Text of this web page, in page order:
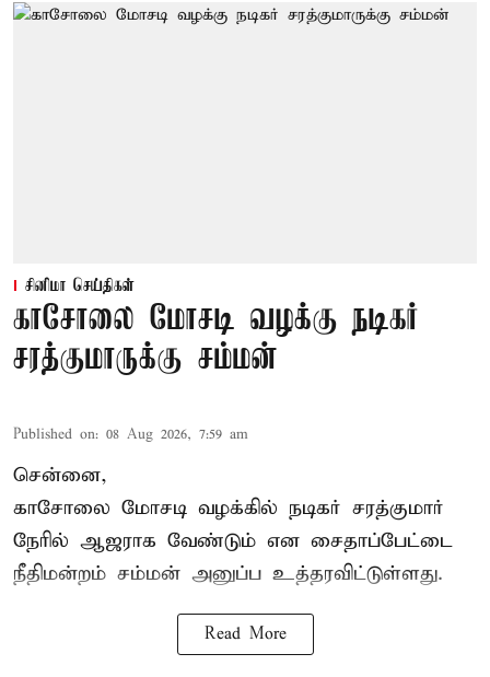
சினிமா செய்திகள்
காசோலை மோசடி வழக்கு நடிகர்
சரத்குமாருக்கு சம்மன்
Published on: 08 Aug 2026, 7:59 am
சென்னை,
காசோலை மோசடி வழக்கில் நடிகர் சரத்குமார்
நேரில் ஆஜராக வேண்டும் என சைதாப்பேட்டை
நீதிமன்றம் சம்மன் அனுப்ப உத்தரவிட்டுள்ளது.
Read More